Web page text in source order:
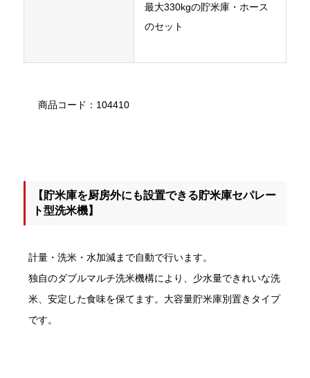
最大330kgの貯米庫・ホース
のセット
商品コード：104410
【貯米庫を厨房外にも設置できる貯米庫セパレー
ト型洗米機】
計量・洗米・水加減まで自動で行います。
独自のダブルマルチ洗米機構により、少水量できれいな洗
米、安定した食味を保てます。大容量貯米庫別置きタイプ
です。